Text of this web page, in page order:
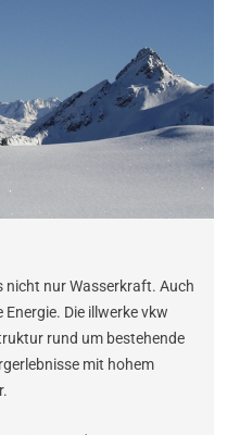
nur Wasserkraft. Auch
Die illwerke vkw
rund um bestehende
mit hohem